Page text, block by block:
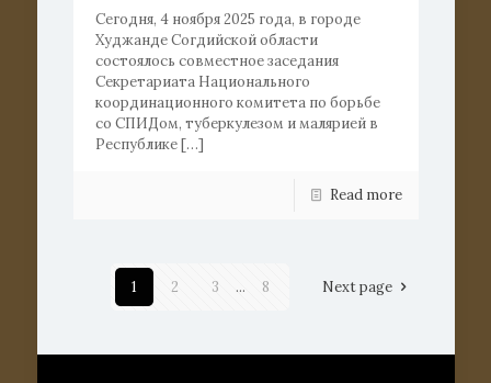
Сегодня, 4 ноября 2025 года, в городе
Худжанде Согдийской области
состоялось совместное заседания
Секретариата Национального
координационного комитета по борьбе
со СПИДом, туберкулезом и малярией в
Республике[…]
Read more
1 2 3 ... 8 Next page